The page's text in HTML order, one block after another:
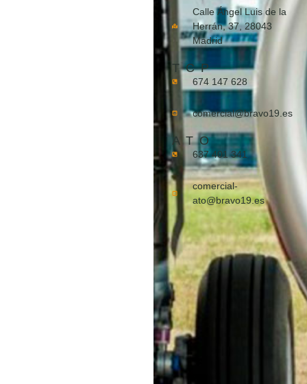
Calle Ángel Luis de la
Herrán, 37, 28043
Madrid
TCP
674 147 628
comercial@bravo19.es
ATO
637 401 341
comercial-
ato@bravo19.es